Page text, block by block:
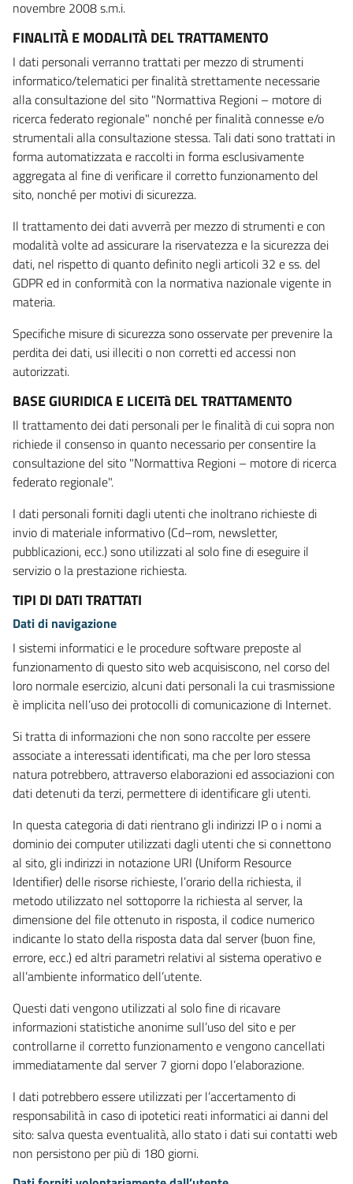
novembre 2008 s.m.i.
FINALITÀ E MODALITÀ DEL TRATTAMENTO
I dati personali verranno trattati per mezzo di strumenti
informatico/telematici per finalità strettamente necessarie
alla consultazione del sito "Normattiva Regioni – motore di
ricerca federato regionale" nonché per finalità connesse e/o
strumentali alla consultazione stessa. Tali dati sono trattati in
forma automatizzata e raccolti in forma esclusivamente
aggregata al fine di verificare il corretto funzionamento del
sito, nonché per motivi di sicurezza.
Il trattamento dei dati avverrà per mezzo di strumenti e con
modalità volte ad assicurare la riservatezza e la sicurezza dei
dati, nel rispetto di quanto definito negli articoli 32 e ss. del
GDPR ed in conformità con la normativa nazionale vigente in
materia.
Specifiche misure di sicurezza sono osservate per prevenire la
perdita dei dati, usi illeciti o non corretti ed accessi non
autorizzati.
BASE GIURIDICA E LICEITà DEL TRATTAMENTO
Il trattamento dei dati personali per le finalità di cui sopra non
richiede il consenso in quanto necessario per consentire la
consultazione del sito "Normattiva Regioni – motore di ricerca
federato regionale".
I dati personali forniti dagli utenti che inoltrano richieste di
invio di materiale informativo (Cd–rom, newsletter,
pubblicazioni, ecc.) sono utilizzati al solo fine di eseguire il
servizio o la prestazione richiesta.
TIPI DI DATI TRATTATI
Dati di navigazione
I sistemi informatici e le procedure software preposte al
funzionamento di questo sito web acquisiscono, nel corso del
loro normale esercizio, alcuni dati personali la cui trasmissione
è implicita nell’uso dei protocolli di comunicazione di Internet.
Si tratta di informazioni che non sono raccolte per essere
associate a interessati identificati, ma che per loro stessa
natura potrebbero, attraverso elaborazioni ed associazioni con
dati detenuti da terzi, permettere di identificare gli utenti.
In questa categoria di dati rientrano gli indirizzi IP o i nomi a
dominio dei computer utilizzati dagli utenti che si connettono
al sito, gli indirizzi in notazione URI (Uniform Resource
Identifier) delle risorse richieste, l’orario della richiesta, il
metodo utilizzato nel sottoporre la richiesta al server, la
dimensione del file ottenuto in risposta, il codice numerico
indicante lo stato della risposta data dal server (buon fine,
errore, ecc.) ed altri parametri relativi al sistema operativo e
all’ambiente informatico dell’utente.
Questi dati vengono utilizzati al solo fine di ricavare
informazioni statistiche anonime sull’uso del sito e per
controllarne il corretto funzionamento e vengono cancellati
immediatamente dal server 7 giorni dopo l’elaborazione.
I dati potrebbero essere utilizzati per l’accertamento di
responsabilità in caso di ipotetici reati informatici ai danni del
sito: salva questa eventualità, allo stato i dati sui contatti web
non persistono per più di 180 giorni.